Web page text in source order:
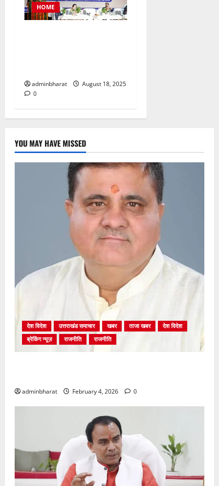
HOME
adminbharat
August 18, 2025
0
YOU MAY HAVE MISSED
देश विदेश उत्तराखंड समाचार खबर ताजा खबर
देश विदेश
ब्रेकिंग न्यूज़
राजनीति राजनीति
adminbharat February 4, 2026 0